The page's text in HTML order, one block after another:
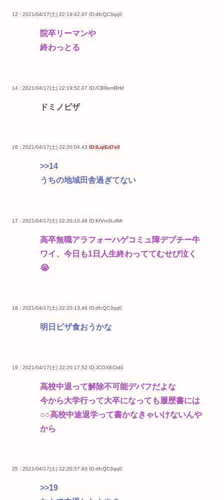
12 : 2021/04/17(土) 22:19:42.97 ID:dfcQC3qq0
院卒リーマンや
終わっとる
14 : 2021/04/17(土) 22:19:52.07 ID:/CB9emBHd
ドミノピザ
16 : 2021/04/17(土) 22:20:04.43 ID:ILqiEd7s0
>>14
うちの地域田舎過ぎてない
17 : 2021/04/17(土) 22:20:10.48 ID:KfVm3LdMr
高卒無職アラフォーハゲコミュ障デブチー牛
ワイ、今日も1日人生終わっててむせび泣く
😭
18 : 2021/04/17(土) 22:20:13.46 ID:dfcQC3qq0
明日ピザ食おうかな
19 : 2021/04/17(土) 22:20:17.52 ID:JCOXECtd0
高校中退って解除不可能デバフだよな
今から大学行って大卒になっても履歴書には
○○高校中途退学って書かなきゃいけないんや
から
25 : 2021/04/17(土) 22:20:57.93 ID:dfcQC3qq0
>>19